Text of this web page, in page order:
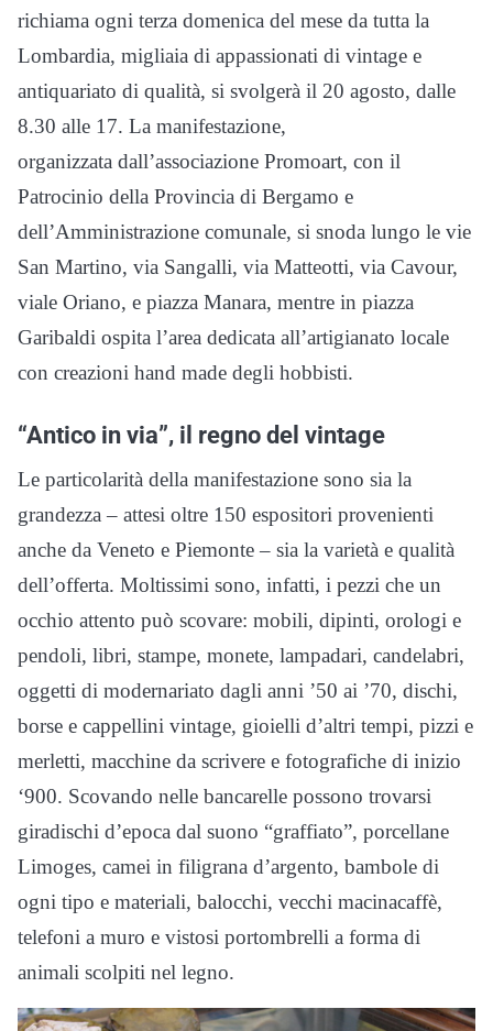
richiama ogni terza domenica del mese da tutta la
Lombardia, migliaia di appassionati di vintage e
antiquariato di qualità, si svolgerà il 20 agosto, dalle
8.30 alle 17. La manifestazione,
organizzata dall’associazione Promoart, con il
Patrocinio della Provincia di Bergamo e
dell’Amministrazione comunale, si snoda lungo le vie
San Martino, via Sangalli, via Matteotti, via Cavour,
viale Oriano, e piazza Manara, mentre in piazza
Garibaldi ospita l’area dedicata all’artigianato locale
con creazioni hand made degli hobbisti.
“Antico in via”, il regno del vintage
Le particolarità della manifestazione sono sia la
grandezza – attesi oltre 150 espositori provenienti
anche da Veneto e Piemonte – sia la varietà e qualità
dell’offerta. Moltissimi sono, infatti, i pezzi che un
occhio attento può scovare: mobili, dipinti, orologi e
pendoli, libri, stampe, monete, lampadari, candelabri,
oggetti di modernariato dagli anni ’50 ai ’70, dischi,
borse e cappellini vintage, gioielli d’altri tempi, pizzi e
merletti, macchine da scrivere e fotografiche di inizio
‘900. Scovando nelle bancarelle possono trovarsi
giradischi d’epoca dal suono “graffiato”, porcellane
Limoges, camei in filigrana d’argento, bambole di
ogni tipo e materiali, balocchi, vecchi macinacaffè,
telefoni a muro e vistosi portombrelli a forma di
animali scolpiti nel legno.